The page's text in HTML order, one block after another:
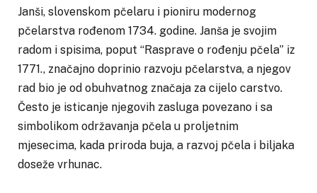
Janši, slovenskom pčelaru i pioniru modernog
pčelarstva rođenom 1734. godine. Janša je svojim
radom i spisima, poput “Rasprave o rođenju pčela” iz
1771., značajno doprinio razvoju pčelarstva, a njegov
rad bio je od obuhvatnog značaja za cijelo carstvo.
Često je isticanje njegovih zasluga povezano i sa
simbolikom održavanja pčela u proljetnim
mjesecima, kada priroda buja, a razvoj pčela i biljaka
doseže vrhunac.